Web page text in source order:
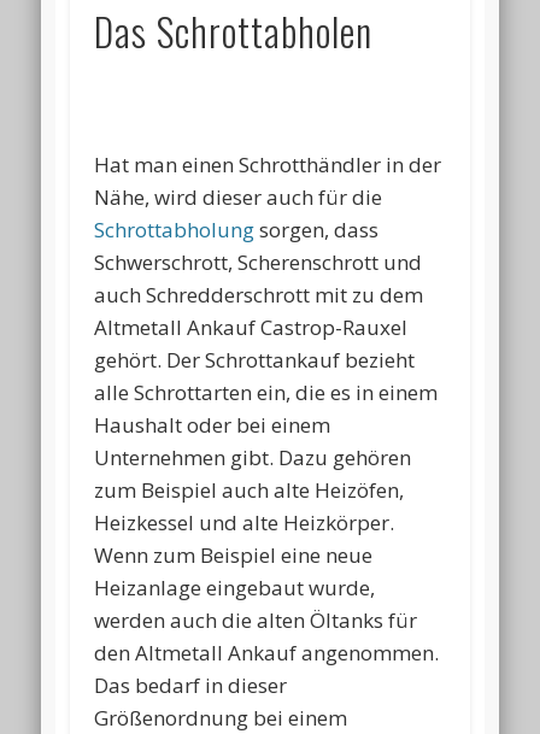
Das Schrottabholen
Hat man einen Schrotthändler in der
Nähe, wird dieser auch für die
Schrottabholungsorgen, dass
Schwerschrott, Scherenschrott und
auch Schredderschrott mit zu dem
Altmetall Ankauf Castrop-Rauxel
gehört. Der Schrottankauf bezieht
alle Schrottarten ein, die es in einem
Haushalt oder bei einem
Unternehmen gibt. Dazu gehören
zum Beispiel auch alte Heizöfen,
Heizkessel und alte Heizkörper.
Wenn zum Beispiel eine neue
Heizanlage eingebaut wurde,
werden auch die alten Öltanks für
den Altmetall Ankauf angenommen.
Das bedarf in dieser
Größenordnung bei einem